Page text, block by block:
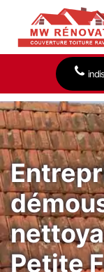
Petite